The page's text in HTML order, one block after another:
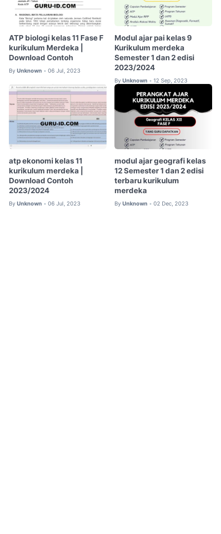
ATP biologi kelas 11 Fase F
kurikulum Merdeka |
Download Contoh
By Unknown • 06 Jul, 2023
Modul ajar pai kelas 9
Kurikulum merdeka
Semester 1 dan 2 edisi
2023/2024
By Unknown • 12 Sep, 2023
atp ekonomi kelas 11
kurikulum merdeka |
Download Contoh
2023/2024
By Unknown • 06 Jul, 2023
modul ajar geografi kelas
12 Semester 1 dan 2 edisi
terbaru kurikulum
merdeka
By Unknown • 02 Dec, 2023